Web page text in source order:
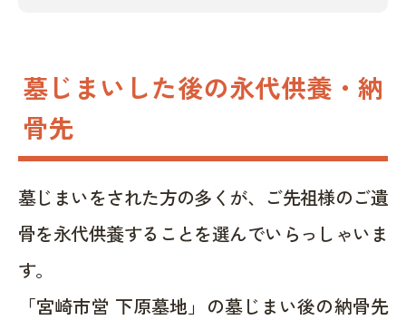
墓じまいした後の永代供養・納
骨先
墓じまいをされた方の多くが、ご先祖様のご遺
骨を永代供養することを選んでいらっしゃいま
す。
「宮崎市営 下原墓地」の墓じまい後の納骨先